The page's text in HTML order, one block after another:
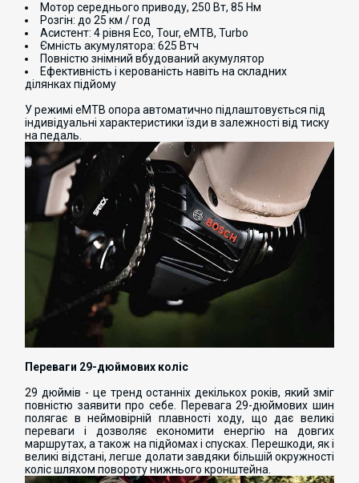
Мотор середнього приводу, 250 Вт, 85 Нм
Розгін: до 25 км / год
Асистент: 4 рівня Eco, Tour, eMTB, Turbo
Ємність акумулятора: 625 Втч
Повністю знімний вбудований акумулятор
Ефективність і керованість навіть на складних
ділянках підйому
У режимі eMTB опора автоматично підлаштовується під
індивідуальні характеристики їзди в залежності від тиску
на педаль.
Переваги 29-дюймових коліс
29 дюймів - це тренд останніх декількох років, який зміг
повністю заявити про себе. Перевага 29-дюймових шин
полягає в неймовірній плавності ходу, що дає великі
переваги і дозволяє економити енергію на довгих
маршрутах, а також на підйомах і спусках. Перешкоди, як і
великі відстані, легше долати завдяки більшій окружності
коліс шляхом повороту нижнього кронштейна.